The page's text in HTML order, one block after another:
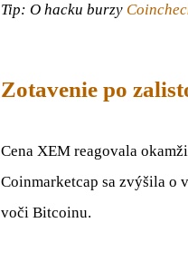
Tip: O hacku burzy
Zotavenie po
Cena XEM reagovala
Coinmarketcap sa zvýšila o
voči Bitcoinu.